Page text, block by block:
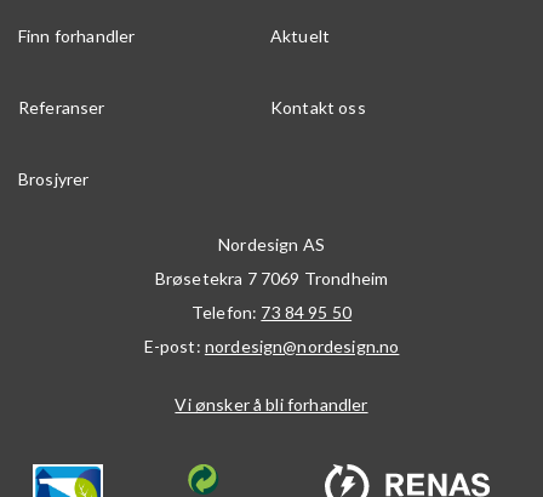
Finn forhandler Aktuelt
Referanser Kontakt oss
Brosjyrer
Nordesign AS
Brøsetekra 7 7069 Trondheim
Telefon: 73 84 95 50
E-post: nordesign@nordesign.no
Vi ønsker å bli forhandler